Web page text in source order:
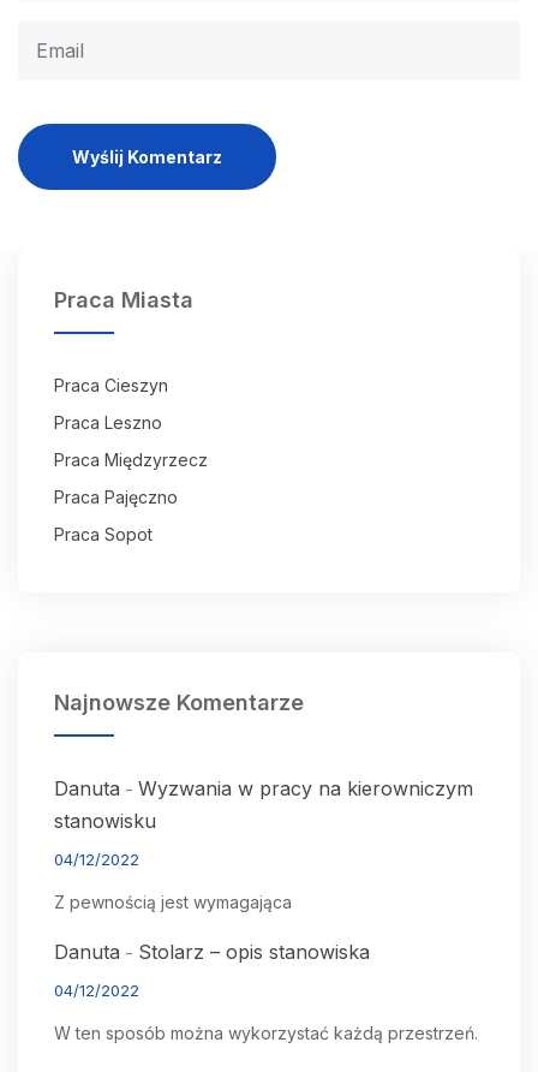
Wyślij Komentarz
Praca Miasta
Praca Cieszyn
Praca Leszno
Praca Międzyrzecz
Praca Pajęczno
Praca Sopot
Najnowsze Komentarze
Danuta - Wyzwania w pracy na kierowniczym
stanowisku
04/12/2022
Z pewnością jest wymagająca
Danuta - Stolarz – opis stanowiska
04/12/2022
W ten sposób można wykorzystać każdą przestrzeń.